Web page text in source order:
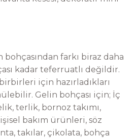
bohçasından farkı biraz daha
kadar teferruatlı değildir.
için hazırladıkları
Gelin bohçası için; İç
terlik, bornoz takımı,
bakım ürünleri, söz
takılar, çikolata, bohça